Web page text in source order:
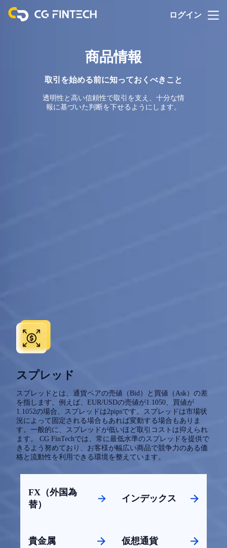
ログイン
商品情報
取引を始める前に知っておくべきこと
透明性と高い信頼性で取引を支え、十分な情
報に基づいた判断を下せるようにします。
スプレッド
スプレッドとは、通貨ペアの売値（Bid）と買値（Ask）の差
を指します。例えば、EUR/USDの売値が1.1050、買値が
1.1052の場合、スプレッドは2pipsです。スプレッドは市場状
況によって固定される場合もあれば変動する場合もありま
す。一般的に、スプレッドが低いほど取引コストは抑えられ
ます。 CG FinTechでは、常に最低水準のスプレッドを提供で
きるよう努めており、お客様が幅広い商品で競争力のある価
格と流動性を利用できる環境を整えています。
FX（外国為
替）
インデックス
貴金属 仮想通貨